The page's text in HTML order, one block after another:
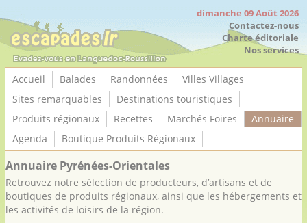
dimanche 09 Août 2026
Contactez-nous
Charte éditoriale
Nos services
Accueil Balades Randonnées
Villes Villages
Sites remarquables
Destinations touristiques
Produits régionaux
Recettes Marchés Foires
Annuaire
Agenda
Boutique Produits Régionaux
Annuaire Pyrénées-Orientales
Retrouvez notre sélection de producteurs, d’artisans et de
boutiques de produits régionaux, ainsi que les hébergements et
les activités de loisirs de la région.